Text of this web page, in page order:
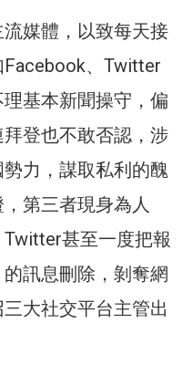
媒體，以致每天接
、Twitter
基本新聞操守，偏
登也不敢否認，涉
力，謀取私利的醜
第三者現身為人
甚至一度把報
訊息刪除，剝奪網
大社交平台主管出